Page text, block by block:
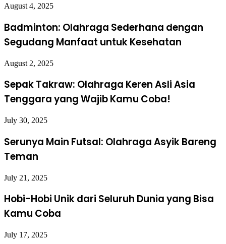
Cara Menyalurkan Imajinasi
lewat Hobi Menulis
1. Mulai dari Hal Sederhana
Tak perlu menunggu inspirasi besar. Ceritakan hari ini,
mimpi semalam, atau seseorang yang menarik
perhatianmu. Imajinasi sering muncul dari hal-hal remeh
yang kita anggap biasa.
2. Gunakan Teknik Brainstorming
Tulis bebas selama 10 menit tanpa mengedit. Ini
3. Bangun Dunia Imajinatif
Bagi yang tertarik dengan fiksi, bangun dunia buatan:
latar tempat, sejarah, budaya, dan tokoh yang hidup
kreativitas.
August 4, 2025
Badminton: Olahraga Sederhana dengan
Segudang Manfaat untuk Kesehatan
August 2, 2025
Sepak Takraw: Olahraga Keren Asli Asia
Tenggara yang Wajib Kamu Coba!
July 30, 2025
Serunya Main Futsal: Olahraga Asyik Bareng
Teman
July 21, 2025
Hobi-Hobi Unik dari Seluruh Dunia yang Bisa
Kamu Coba
July 17, 2025